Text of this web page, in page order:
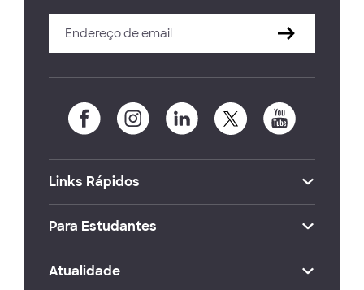
Links Rápidos
Para Estudantes
Atualidade